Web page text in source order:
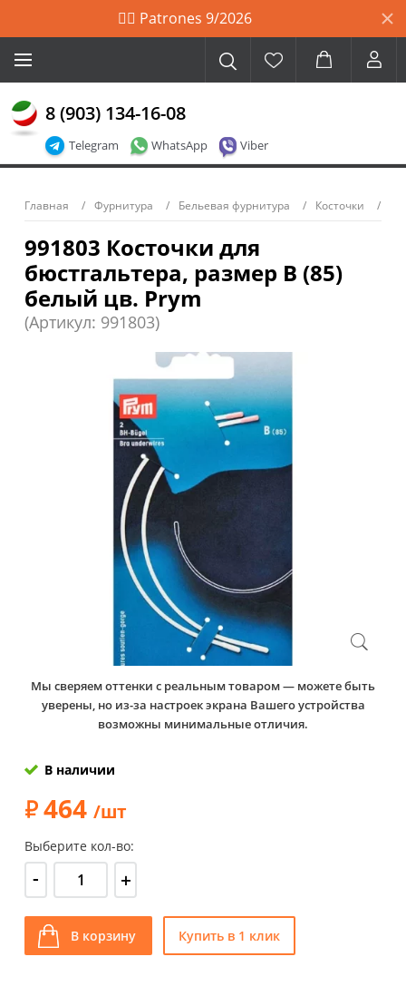
🙋‍♀️ Patrones 9/2026
Telegram WhatsApp Viber
8 (903) 134-16-08
Главная Фурнитура Бельевая фурнитура Косточки
991803 Косточки для
бюстгальтера, размер В (85)
белый цв. Prym
(Артикул: 991803)
Мы сверяем оттенки с реальным товаром — можете быть
уверены, но из-за настроек экрана Вашего устройства
возможны минимальные отличия.
В наличии
464 /шт
Выберите кол-во:
- +
В корзину Купить в 1 клик